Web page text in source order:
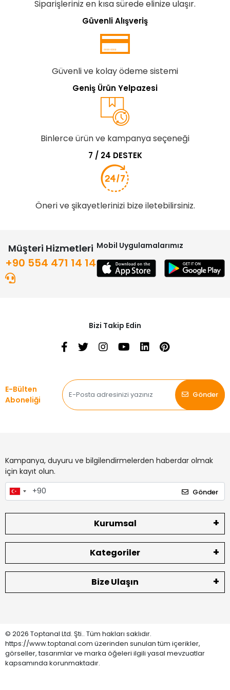
Siparişleriniz en kısa sürede elinize ulaşır.
Güvenli Alışveriş
Güvenli ve kolay ödeme sistemi
Geniş Ürün Yelpazesi
Binlerce ürün ve kampanya seçeneği
7 / 24 DESTEK
Öneri ve şikayetlerinizi bize iletebilirsiniz.
Müşteri Hizmetleri
+90 554 471 14 14
Mobil Uygulamalarımız
Bizi Takip Edin
E-Bülten
Aboneliği
Gönder
Kampanya, duyuru ve bilgilendirmelerden haberdar olmak
için kayıt olun.
Gönder
Kurumsal
Kategoriler
Bize Ulaşın
© 2026 Toptanal Ltd. Şti.. Tüm hakları saklıdır.
https://www.toptanal.com üzerinden sunulan tüm içerikler,
görseller, tasarımlar ve marka öğeleri ilgili yasal mevzuatlar
kapsamında korunmaktadır.